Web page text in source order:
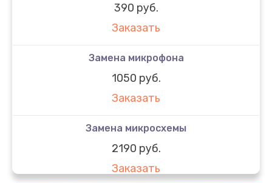
390 руб.
Заказать
Замена микрофона
1050 руб.
Заказать
Замена микросхемы
2190 руб.
Заказать